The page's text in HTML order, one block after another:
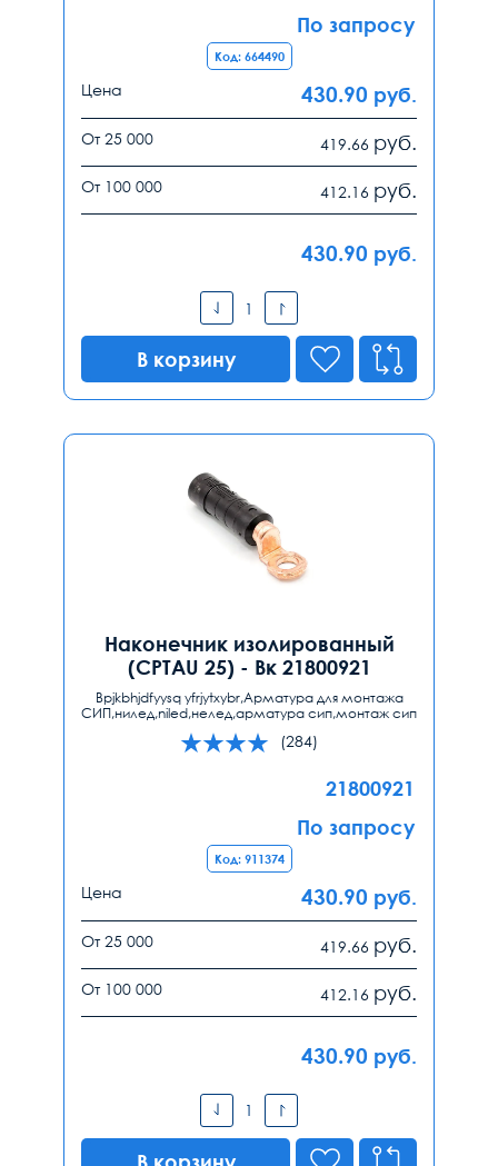
По запросу
Код: 664490
Цена 430.90 руб.
От 25 000 419.66 руб.
От 100 000 412.16 руб.
430.90 руб.
В корзину
Наконечник изолированный
(CPTAU 25) - Вк 21800921
Bpjkbhjdfyysq yfrjytxybr,Арматура для монтажа
СИП,нилед,niled,нелед,арматура сип,монтаж сип
(284)
21800921
По запросу
Код: 911374
Цена 430.90 руб.
От 25 000 419.66 руб.
От 100 000 412.16 руб.
430.90 руб.